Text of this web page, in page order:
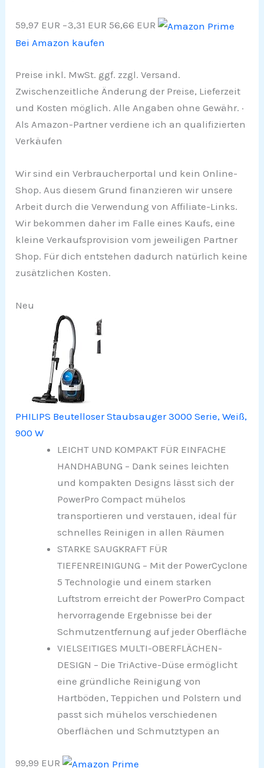
59,97 EUR −3,31 EUR 56,66 EUR
Bei Amazon kaufen
Preise inkl. MwSt. ggf. zzgl. Versand.
Zwischenzeitliche Änderung der Preise, Lieferzeit
und Kosten möglich. Alle Angaben ohne Gewähr. ·
Als Amazon-Partner verdiene ich an qualifizierten
Verkäufen
Wir sind ein Verbraucherportal und kein Online-
Shop. Aus diesem Grund finanzieren wir unsere
Arbeit durch die Verwendung von Affiliate-Links.
Wir bekommen daher im Falle eines Kaufs, eine
kleine Verkaufsprovision vom jeweiligen Partner
Shop. Für dich entstehen dadurch natürlich keine
zusätzlichen Kosten.
Neu
PHILIPS Beutelloser Staubsauger 3000 Serie, Weiß,
900 W
LEICHT UND KOMPAKT FÜR EINFACHE
HANDHABUNG – Dank seines leichten
und kompakten Designs lässt sich der
PowerPro Compact mühelos
transportieren und verstauen, ideal für
schnelles Reinigen in allen Räumen
STARKE SAUGKRAFT FÜR
TIEFENREINIGUNG – Mit der PowerCyclone
5 Technologie und einem starken
Luftstrom erreicht der PowerPro Compact
hervorragende Ergebnisse bei der
Schmutzentfernung auf jeder Oberfläche
VIELSEITIGES MULTI-OBERFLÄCHEN-
DESIGN – Die TriActive-Düse ermöglicht
eine gründliche Reinigung von
Hartböden, Teppichen und Polstern und
passt sich mühelos verschiedenen
Oberflächen und Schmutztypen an
99,99 EUR